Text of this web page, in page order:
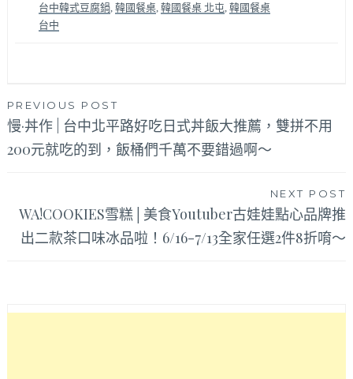
台中韓式豆腐鍋, 韓國餐桌, 韓國餐桌 北屯 韓國餐桌
台中
文
章
PREVIOUS POST
慢·丼作 | 台中北平路好吃日式丼飯大推薦，雙拼不用
200元就吃的到，飯桶們千萬不要錯過啊～
NEXT POST
WA!COOKIES雪糕│美食Youtuber古娃娃點心品牌推
出二款茶口味冰品啦！6/16-7/13全家任選2件8折唷～